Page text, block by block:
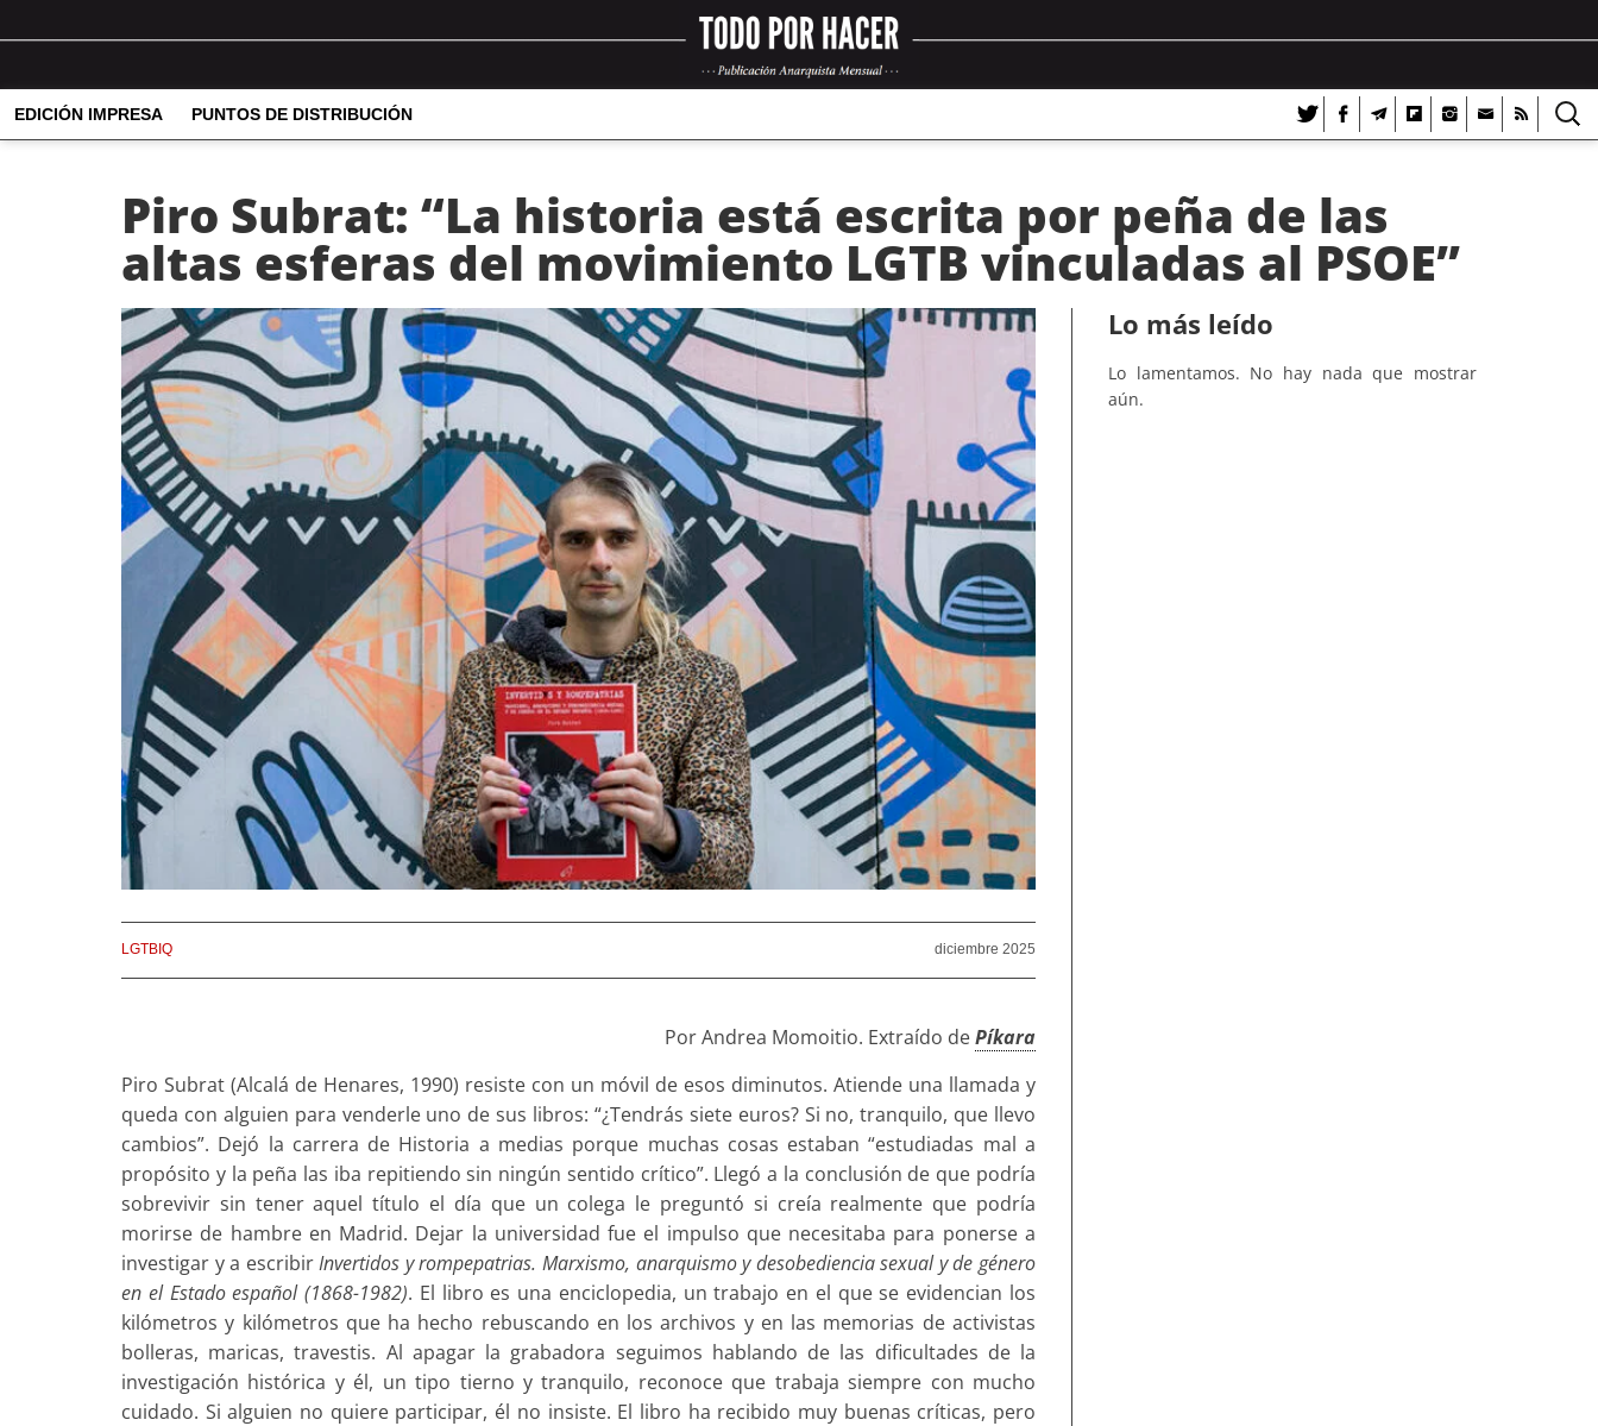
EDICIÓN IMPRESA PUNTOS DE DISTRIBUCIÓN
Piro Subrat: “La historia está escrita por peña de las
altas esferas del movimiento LGTB vinculadas al PSOE”
diciembre 2025
LGTBIQ
Por Andrea Momoitio. Extraído dePíkara
Piro Subrat (Alcalá de Henares, 1990) resiste con un móvil de esos diminutos. Atiende una llamada y
queda con alguien para venderle uno de sus libros: “¿Tendrás siete euros? Si no, tranquilo, que llevo
cambios”. Dejó la carrera de Historia a medias porque muchas cosas estaban “estudiadas mal a
propósito y la peña las iba repitiendo sin ningún sentido crítico”. Llegó a la conclusión de que podría
sobrevivir sin tener aquel título el día que un colega le preguntó si creía realmente que podría
morirse de hambre en Madrid. Dejar la universidad fue el impulso que necesitaba para ponerse a
investigar y a escribirInvertidos y rompepatrias. Marxismo, anarquismo y desobediencia sexual y de género
en el Estado español (1868-1982). El libro es una enciclopedia, un trabajo en el que se evidencian los
kilómetros y kilómetros que ha hecho rebuscando en los archivos y en las memorias de activistas
bolleras, maricas, travestis. Al apagar la grabadora seguimos hablando de las dificultades de la
investigación histórica y él, un tipo tierno y tranquilo, reconoce que trabaja siempre con mucho
cuidado. Si alguien no quiere participar, él no insiste. El libro ha recibido muy buenas críticas, pero
Lo más leído
Lo lamentamos. No hay nada que mostrar
aún.